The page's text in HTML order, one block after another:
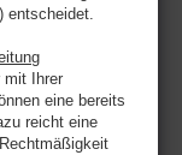
entscheidet.
mit Ihrer
eine bereits
reicht eine